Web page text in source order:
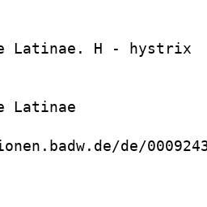
Latinae. H - hystrix
Latinae
de/